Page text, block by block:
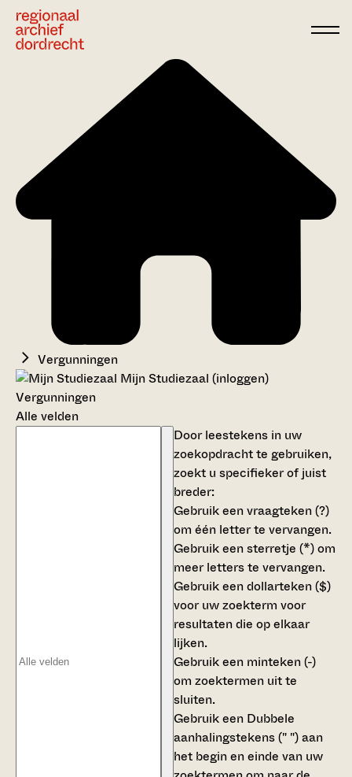
Vergunningen
Mijn Studiezaal (inloggen)
Vergunningen
Alle velden
Door leestekens in uw
zoekopdracht te gebruiken,
zoekt u specifieker of juist
breder:
Gebruik eenvraagteken (?)
om één letter te vervangen.
Gebruik eensterretje (*)om
meer letters te vervangen.
Gebruik eendollarteken ($)
voor uw zoekterm voor
resultaten die op elkaar
lijken.
Gebruik een minteken (-)
om zoektermen uit te
sluiten.
Gebruik een Dubbele
aanhalingstekens (" ")aan
het begin en einde van uw